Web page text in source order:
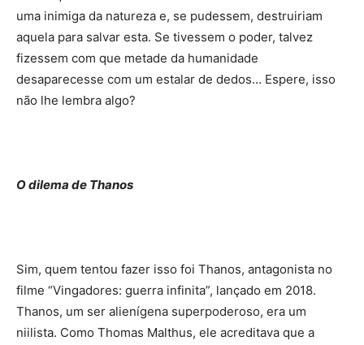
uma inimiga da natureza e, se pudessem, destruiriam
aquela para salvar esta. Se tivessem o poder, talvez
fizessem com que metade da humanidade
desaparecesse com um estalar de dedos… Espere, isso
não lhe lembra algo?
O dilema de Thanos
Sim, quem tentou fazer isso foi Thanos, antagonista no
filme “Vingadores: guerra infinita”, lançado em 2018.
Thanos, um ser alienígena superpoderoso, era um
niilista. Como Thomas Malthus, ele acreditava que a